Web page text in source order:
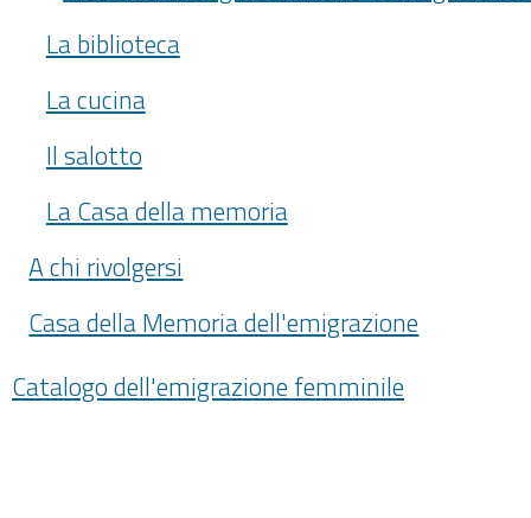
La biblioteca
La cucina
Il salotto
La Casa della memoria
A chi rivolgersi
Casa della Memoria dell'emigrazione
Catalogo dell'emigrazione femminile